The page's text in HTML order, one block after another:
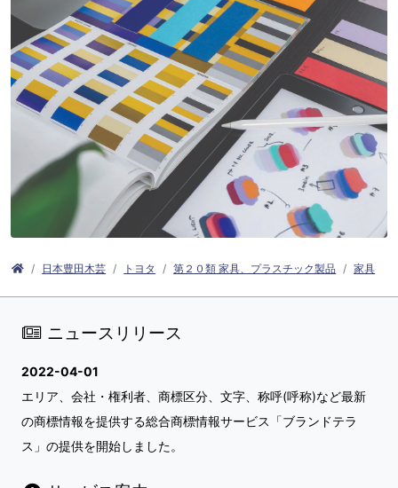
日本豊田木芸 トヨタ 第２０類 家具、プラスチック製品 家具
ニュースリリース
2022-04-01
エリア、会社・権利者、商標区分、文字、称呼(呼称)など最新
の商標情報を提供する総合商標情報サービス「ブランドテラ
ス」の提供を開始しました。